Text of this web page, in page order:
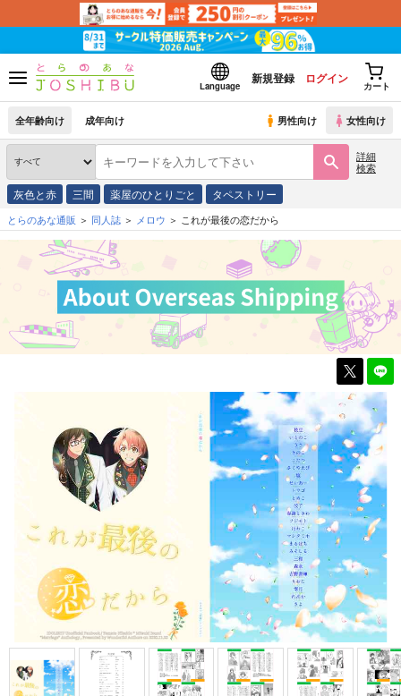
Language
新規登録 ログイン
カート
全年齢向け 成年向け 男性向け 女性向け
詳細
検索
灰色と赤 三間 薬屋のひとりごと タペストリー
とらのあな通販 同人誌 メロウ これが最後の恋だから